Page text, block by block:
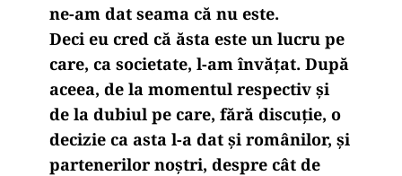
ne-am dat seama că nu este.
Deci eu cred că ăsta este un lucru pe
care, ca societate, l-am învăţat. După
aceea, de la momentul respectiv şi
de la dubiul pe care, fără discuţie, o
decizie ca asta l-a dat şi românilor, şi
partenerilor noştri, despre cât de